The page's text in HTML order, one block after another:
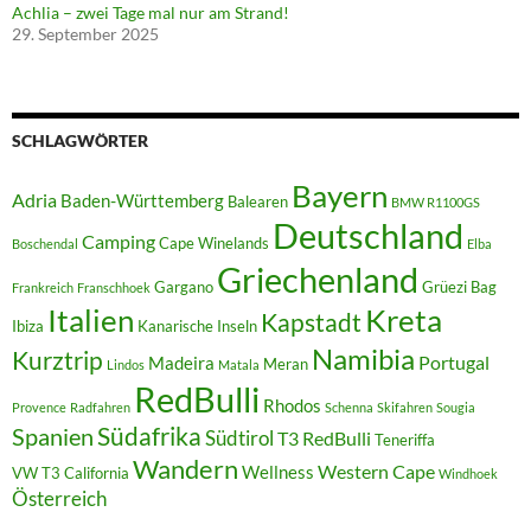
Achlia – zwei Tage mal nur am Strand!
29. September 2025
SCHLAGWÖRTER
Adria Baden-Württemberg Balearen Bayern BMW R1100GS
Boschendal CampingCape Winelands Deutschland Elba
Frankreich Franschhoek Gargano Griechenland Grüezi Bag
Ibiza Italien Kanarische Inseln Kapstadt Kreta
Kurztrip Lindos Madeira Matala Meran Namibia Portugal
Provence Radfahren RedBulli Rhodos Schenna Skifahren Sougia
SpanienSüdafrikaSüdtirol T3 RedBulli Teneriffa
VW T3 California Wandern Wellness Western Cape Windhoek
Österreich